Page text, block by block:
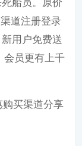
船员。原价
道注册登录
用户免费送
会员更有上千